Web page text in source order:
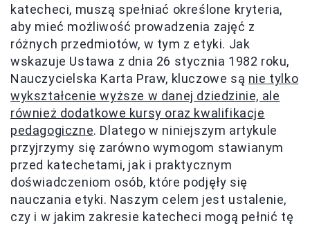
katecheci, muszą spełniać określone kryteria,
aby mieć możliwość prowadzenia zajęć z
różnych przedmiotów, w tym z etyki. Jak
wskazuje Ustawa z dnia 26 stycznia 1982 roku,
Nauczycielska Karta Praw, kluczowe są nie tylko
wykształcenie wyższe w danej dziedzinie, ale
również dodatkowe kursy oraz kwalifikacje
pedagogiczne. Dlatego w niniejszym artykule
przyjrzymy się zarówno wymogom stawianym
przed katechetami, jak i praktycznym
doświadczeniom osób, które podjęły się
nauczania etyki. Naszym celem jest ustalenie,
czy i w jakim zakresie katecheci mogą pełnić tę